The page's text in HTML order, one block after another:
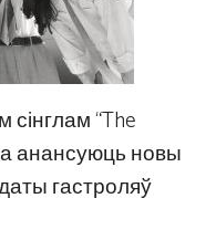
сінглам “The
анансуюць новы
гастроляў